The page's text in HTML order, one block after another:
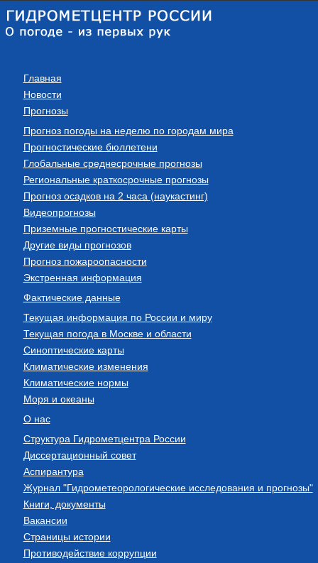
Главная
Новости
Прогнозы
Прогноз погоды на неделю по городам мира
Прогностические бюллетени
Глобальные среднесрочные прогнозы
Региональные краткосрочные прогнозы
Прогноз осадков на 2 часа (наукастинг)
Видеопрогнозы
Приземные прогностические карты
Другие виды прогнозов
Прогноз пожароопасности
Экстренная информация
Фактические данные
Текущая информация по России и миру
Текущая погода в Москве и области
Синоптические карты
Климатические изменения
Климатические нормы
Моря и океаны
О нас
Структура Гидрометцентра России
Диссертационный совет
Аспирантура
Журнал "Гидрометеорологические исследования и прогнозы"
Книги, документы
Вакансии
Страницы истории
Противодействие коррупции